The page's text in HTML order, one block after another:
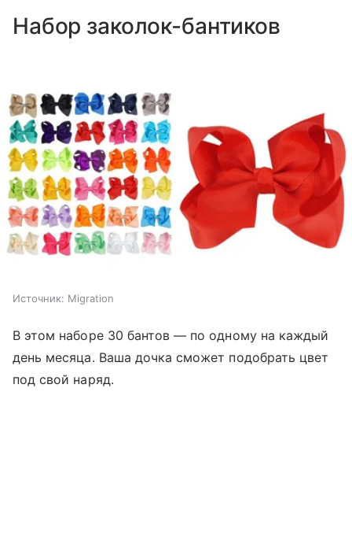
Набор заколок-бантиков
Источник: Migration
В этом наборе 30 бантов — по одному на каждый
день месяца. Ваша дочка сможет подобрать цвет
под свой наряд.